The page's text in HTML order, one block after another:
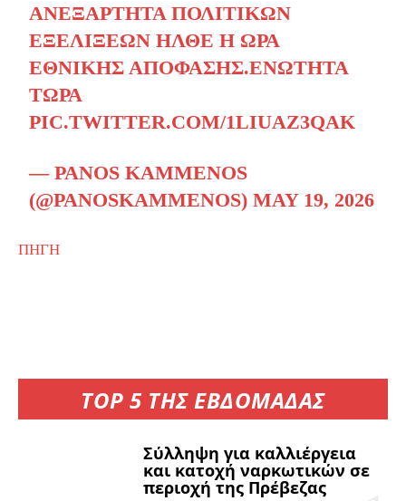
TOP 5 ΤΗΣ ΕΒΔΟΜΑΔΑΣ
Σύλληψη για καλλιέργεια
και κατοχή ναρκωτικών σε
περιοχή της Πρέβεζας
ΑΝΕΞΆΡΤΗΤΑ ΠΟΛΙΤΙΚΏΝ
ΕΞΕΛΊΞΕΩΝ ΉΛΘΕ Η ΏΡΑ
ΕΘΝΙΚΉΣ ΑΠΌΦΑΣΗΣ.ΕΝΩΤΗΤΑ
ΤΩΡΑ
PIC.TWITTER.COM/1LIUAZ3QAK
— PANOS KAMMENOS
(@PANOSKAMMENOS)MAY 19, 2026
ΠΗΓΗ